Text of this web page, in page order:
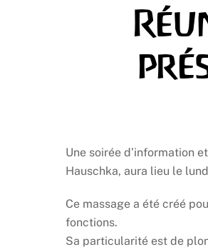
Une soirée d’information
Hauschka, aura lieu le
Ce massage a été créé
fonctions.
Sa particularité est de